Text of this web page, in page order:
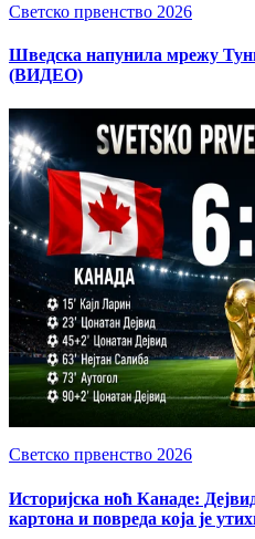
Светско првенство 2026
Шведска напунила мрежу
(ВИДЕО)
Светско првенство 2026
Историјска ноћ Канаде:
картона и повреда која је